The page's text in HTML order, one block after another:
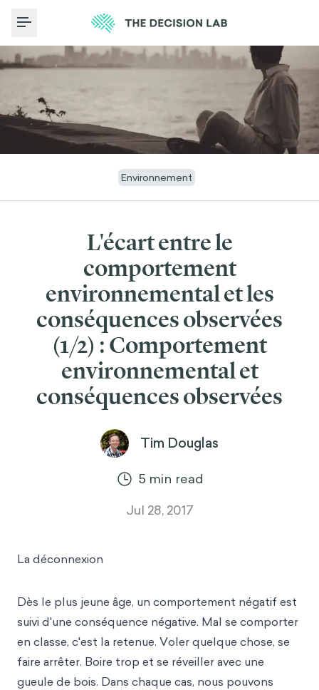
Toggle Menu
Environnement
L'écart entre le
comportement
environnemental et les
conséquences observées
(1/2) : Comportement
environnemental et
conséquences observées
Tim Douglas
5 min read
Jul 28, 2017
La déconnexion
Dès le plus jeune âge, un comportement négatif est
suivi d'une conséquence négative. Mal se comporter
en classe, c'est la retenue. Voler quelque chose, se
faire arrêter. Boire trop et se réveiller avec une
gueule de bois. Dans chaque cas, nous pouvons